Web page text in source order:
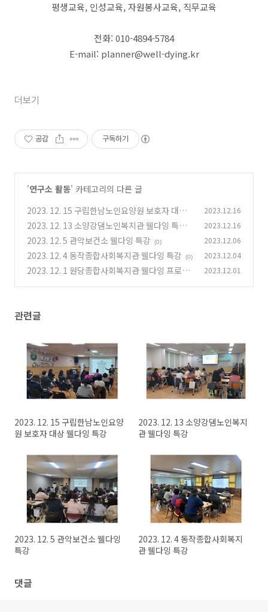
평생교육, 인성교육, 자원봉사교육, 직무교육
전화: 010-4894-5784
E-mail: planner@well-dying.kr
더보기
공감 구독하기
'연구소 활동' 카테고리의 다른 글
2023. 12. 15 구립한남노인요양원 보호자 대상
웰다잉 특강
(0)
2023.12.16
2023. 12. 13 소양강댐노인복지관 웰다잉 특강
(0)
2023.12.16
2023. 12. 5 관악보건소 웰다잉 특강 (0) 2023.12.06
2023. 12. 4 동작종합사회복지관 웰다잉 특강 (0) 2023.12.04
2023. 12. 1 원당종합사회복지관 웰다잉 프로그
2023.12.01
관련글
2023. 12. 15 구립한남노인요양
원 보호자 대상 웰다잉 특강
2023. 12. 13 소양강댐노인복지
관 웰다잉 특강
2023. 12. 5 관악보건소 웰다잉
특강
2023. 12. 4 동작종합사회복지
관 웰다잉 특강
댓글